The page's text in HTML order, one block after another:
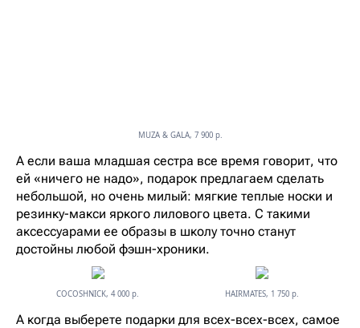
MUZA & GALA, 7 900 р.
А если ваша младшая сестра все время говорит, что
ей «ничего не надо», подарок предлагаем сделать
небольшой, но очень милый: мягкие теплые носки и
резинку-макси яркого лилового цвета. С такими
аксессуарами ее образы в школу точно станут
достойны любой фэшн-хроники.
COCOSHNICK, 4 000 р. HAIRMATES, 1 750 р.
А когда выберете подарки для всех-всех-всех, самое